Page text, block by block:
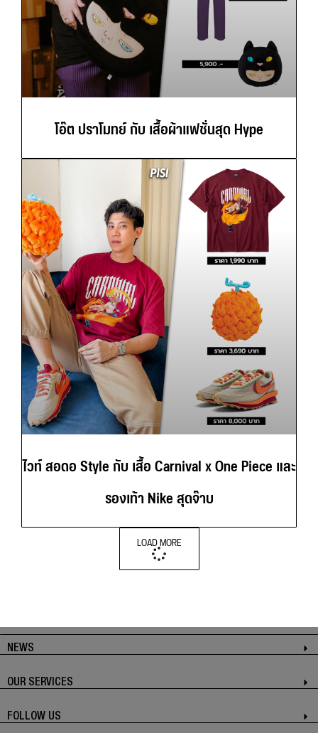
โอ๊ต ปราโมทย์ กับ เสื้อผ้าแฟชั่นสุด Hype
ไวท์ สอดอ Style กับ เสื้อ Carnival x One Piece และ
รองเท้า Nike สุดจ๊าบ
LOAD MORE
NEWS
OUR SERVICES
FOLLOW US